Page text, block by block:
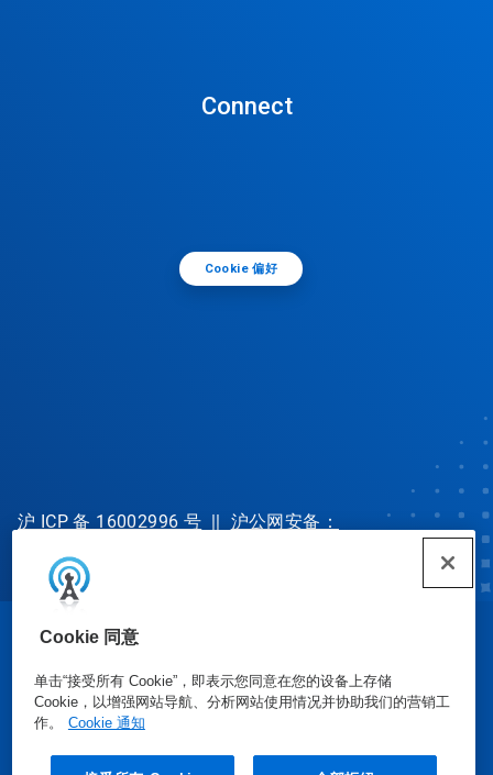
Cookie 同意
单击“接受所有 Cookie”，即表示您同意在您的设备上存储
Cookie，以增强网站导航、分析网站使用情况并协助我们的营销工
作。
Cookie 通知
Connect
Cookie 偏好
沪 ICP 备 16002996 号 || 沪公网安备：
31010702002902 号
安全数据表 | 隐私政策|使用条款